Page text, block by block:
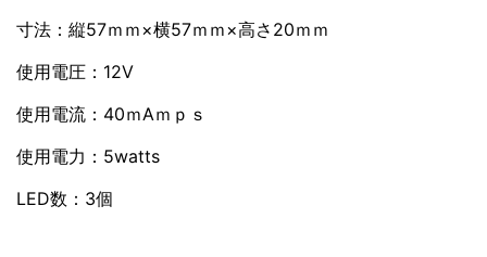
寸法：縦57ｍｍ×横57ｍｍ×高さ20ｍｍ
使用電圧：12V
使用電流：40ｍAｍｐｓ
使用電力：5watts
LED数：3個